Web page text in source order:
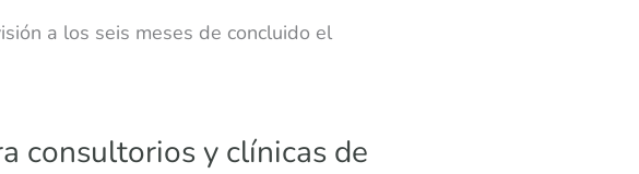
a los seis meses de concluido el
consultorios y clínicas de